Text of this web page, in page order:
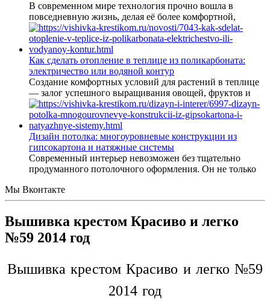
В современном мире технология прочно вошла в
повседневную жизнь, делая её более комфортной,
Как сделать отопление в теплице из поликарбоната:
электричество или водяной контур
Создание комфортных условий для растений в теплице
— залог успешного выращивания овощей, фруктов и
Дизайн потолка: многоуровневые конструкции из
гипсокартона и натяжные системы
Современный интерьер невозможен без тщательно
продуманного потолочного оформления. Он не только
Мы Вконтакте
Вышивка крестом Красиво и легко
№59 2014 год
Вышивка крестом Красиво и легко №59
2014 год